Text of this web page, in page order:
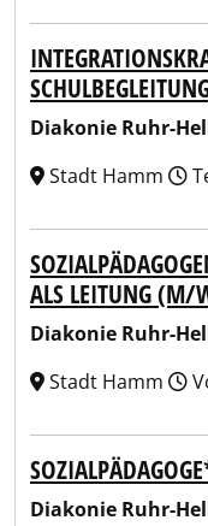
Diakonie Ruhr-
Stadt Hamm
ALS LEITUNG
Diakonie Ruhr-
Stadt Hamm
Diakonie Ruhr-